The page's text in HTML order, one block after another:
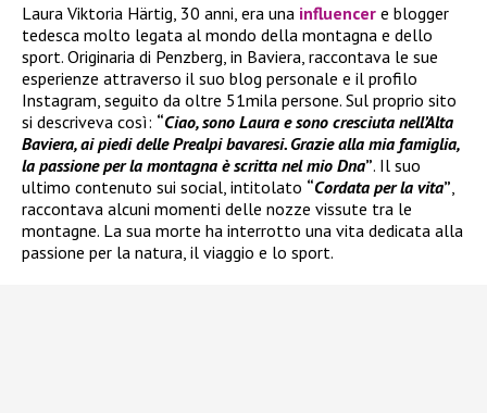
Laura Viktoria Härtig, 30 anni, era una influencer e blogger
tedesca molto legata al mondo della montagna e dello
sport. Originaria di Penzberg, in Baviera, raccontava le sue
esperienze attraverso il suo blog personale e il profilo
Instagram, seguito da oltre 51mila persone. Sul proprio sito
si descriveva così: “Ciao, sono Laura e sono cresciuta nell’Alta
Baviera, ai piedi delle Prealpi bavaresi. Grazie alla mia famiglia,
la passione per la montagna è scritta nel mio Dna”. Il suo
ultimo contenuto sui social, intitolato “Cordata per la vita”
raccontava alcuni momenti delle nozze vissute tra le
montagne. La sua morte ha interrotto una vita dedicata alla
passione per la natura, il viaggio e lo sport.